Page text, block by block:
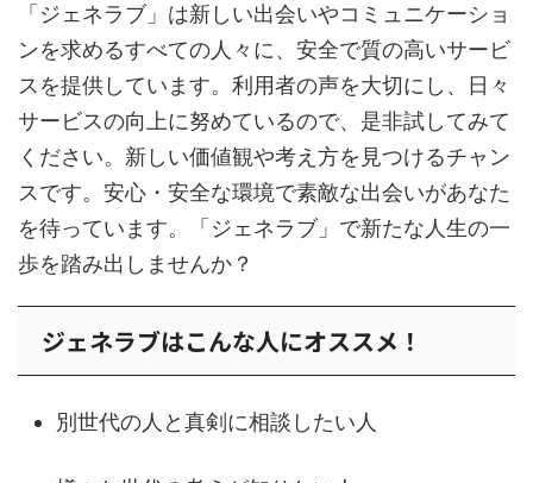
「ジェネラブ」は新しい出会いやコミュニケーショ
ンを求めるすべての人々に、安全で質の高いサービ
スを提供しています。利用者の声を大切にし、日々
サービスの向上に努めているので、是非試してみて
ください。新しい価値観や考え方を見つけるチャン
スです。安心・安全な環境で素敵な出会いがあなた
を待っています。「ジェネラブ」で新たな人生の一
歩を踏み出しませんか？
ジェネラブはこんな人にオススメ！
別世代の人と真剣に相談したい人